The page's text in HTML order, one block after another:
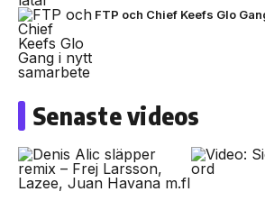
FTP och Chief Keefs Glo
Senaste videos